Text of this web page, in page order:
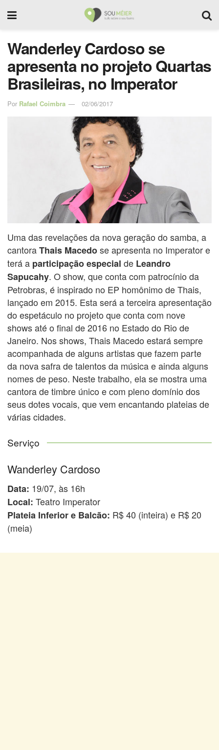
Wanderley Cardoso se
apresenta no projeto Quartas
Brasileiras, no Imperator
Por Rafael Coimbra 02/06/2017
Uma das revelações da nova geração do samba, a
cantoraThais Macedose apresenta no Imperator e
terá a participação especial de Leandro
Sapucahy. O show, que conta com patrocínio da
Petrobras, é inspirado no EP homônimo de Thais,
lançado em 2015. Esta será a terceira apresentação
do espetáculo no projeto que conta com nove
shows até o final de 2016 no Estado do Rio de
Janeiro. Nos shows, Thais Macedo estará sempre
acompanhada de alguns artistas que fazem parte
da nova safra de talentos da música e ainda alguns
nomes de peso. Neste trabalho, ela se mostra uma
cantora de timbre único e com pleno domínio dos
seus dotes vocais, que vem encantando plateias de
várias cidades.
Serviço
Wanderley Cardoso
Data: 19/07, às 16h
Local: Teatro Imperator
Plateia Inferior e Balcão: R$ 40 (inteira) e R$ 20
(meia)